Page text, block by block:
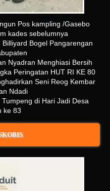
Pos kampling /Gasebo
kades sebelumnya
Bogel Pangarengan
Nyadran Menghiasi Bersih
Peringatan HUT RI KE 80
Seni Reog Kembar
Ndadi
di Hari Jadi Desa
ke 83